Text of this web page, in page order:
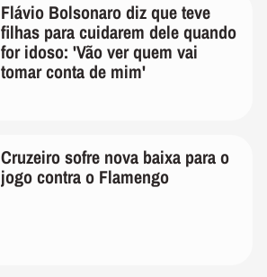
Flávio Bolsonaro diz que teve
filhas para cuidarem dele quando
for idoso: 'Vão ver quem vai
tomar conta de mim'
Cruzeiro sofre nova baixa para o
jogo contra o Flamengo